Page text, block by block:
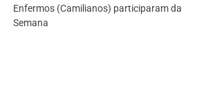
Enfermos (Camilianos) participaram da
Semana